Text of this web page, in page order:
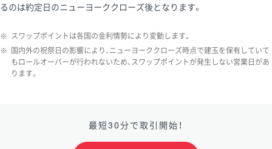
るのは約定日のニューヨーククローズ後となります。
※ スワップポイントは各国の金利情勢により変動します。
※
国内外の祝祭日の影響により、ニューヨーククローズ時点で建玉を保有していて
もロールオーバーが行われないため、スワップポイントが発生しない営業日があ
ります。
最短30分で取引開始！